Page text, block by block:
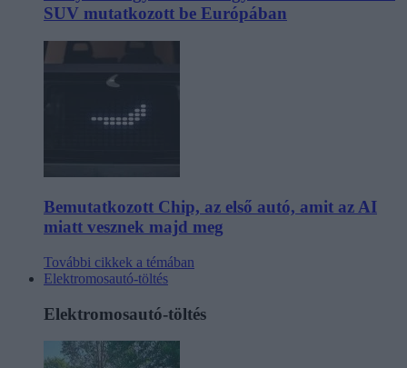
SUV mutatkozott be Európában
Bemutatkozott Chip, az első autó, amit az AI
miatt vesznek majd meg
További cikkek a témában
Elektromosautó-töltés
Elektromosautó-töltés